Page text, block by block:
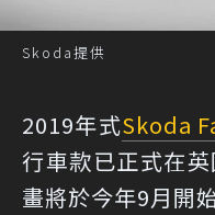
Skoda提供
2019年式Skoda
行車款已正式在
畫將於今年9月開